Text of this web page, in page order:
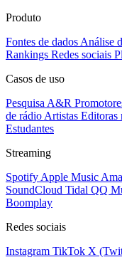
Produto
Fontes de dados Análise
Rankings Redes sociais
Casos de uso
Pesquisa A&R
de rádio Artistas Editoras
Estudantes
Streaming
Spotify Apple Music
SoundCloud Tidal QQ
Boomplay
Redes sociais
Instagram TikTok X